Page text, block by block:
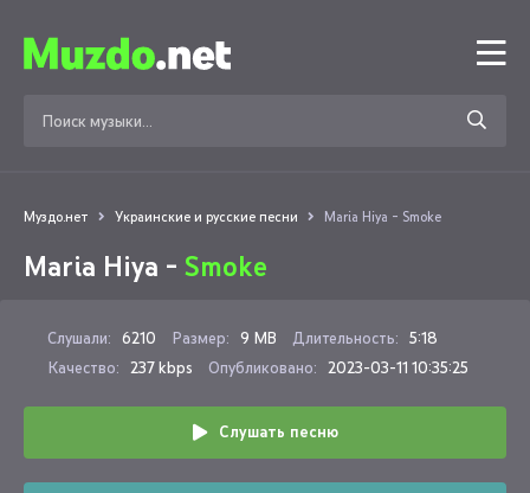
Муздо.нет Украинские и русские песни Maria Hiya - Smoke
Maria Hiya - Smoke
Слушали: 6210 Размер: 9 MB Длительность: 5:18
Качество: 237 kbps Опубликовано: 2023-03-11 10:35:25
Слушать песню